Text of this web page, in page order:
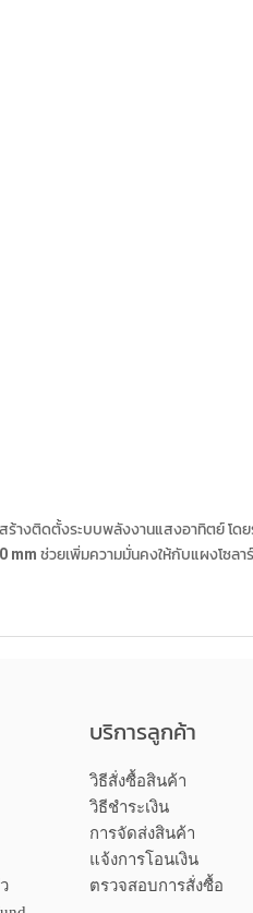
างติดตั้งระบบพลังงานแสงอาทิตย์ โดย
mm ช่วยเพิ่มความมั่นคงให้กับแผงโซล
บริการลูกค้า
วิธีสั่งซื้อสินค้า
วิธีชำระเงิน
การจัดส่งสินค้า
แจ้งการโอนเงิน
ตรวจสอบการสั่งซื้อ